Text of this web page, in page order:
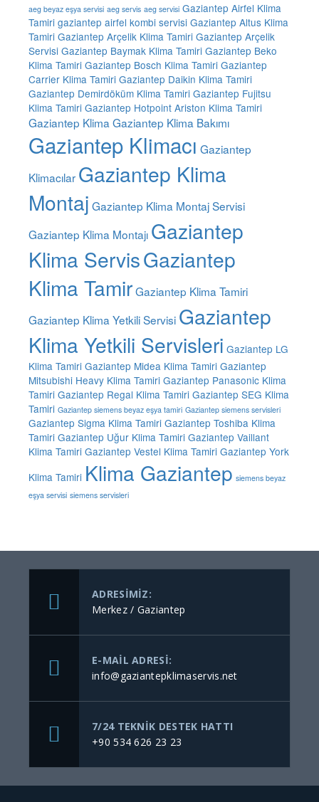
aeg beyaz eşya servisi aeg servis aeg servisi Gaziantep Airfel Klima
Tamiri gaziantep airfel kombi servisi Gaziantep Altus Klima
Tamiri Gaziantep Arçelik Klima Tamiri Gaziantep Arçelik
Servisi Gaziantep Baymak Klima Tamiri Gaziantep Beko
Klima Tamiri Gaziantep Bosch Klima Tamiri Gaziantep
Carrier Klima Tamiri Gaziantep Daikin Klima Tamiri
Gaziantep Demirdöküm Klima Tamiri Gaziantep Fujitsu
Klima Tamiri Gaziantep Hotpoint Ariston Klima Tamiri
Gaziantep Klima Gaziantep Klima Bakımı
Gaziantep Klimacı Gaziantep
Klimacılar Gaziantep Klima
Montaj Gaziantep Klima Montaj Servisi
Gaziantep Klima Montajı Gaziantep
Klima ServisGaziantep
Klima TamirGaziantep Klima Tamiri
Gaziantep Klima Yetkili Servisi Gaziantep
Klima Yetkili Servisleri Gaziantep LG
Klima Tamiri Gaziantep Midea Klima Tamiri Gaziantep
Mitsubishi Heavy Klima Tamiri Gaziantep Panasonic Klima
Tamiri Gaziantep Regal Klima Tamiri Gaziantep SEG Klima
Tamiri Gaziantep siemens beyaz eşya tamiri Gaziantep siemens servisleri
Gaziantep Sigma Klima Tamiri Gaziantep Toshiba Klima
Tamiri Gaziantep Uğur Klima Tamiri Gaziantep Vaillant
Klima Tamiri Gaziantep Vestel Klima Tamiri Gaziantep York
Klima Tamiri Klima Gaziantep siemens beyaz
eşya servisi siemens servisleri
ADRESIMIZ:
Merkez / Gaziantep
E-MAIL ADRESI:
info@gaziantepklimaservis.net
7/24 TEKNIK DESTEK HATTI
+90 534 626 23 23